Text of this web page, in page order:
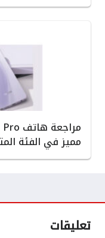
مميز في الفئة
تعليقات